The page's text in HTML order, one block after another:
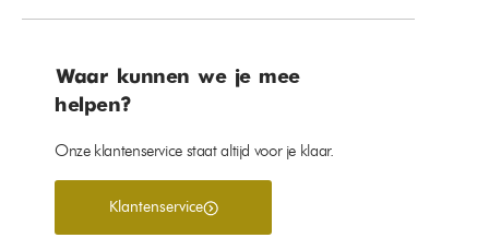
Waar kunnen we je mee
helpen?
Onze klantenservice staat altijd voor je klaar.
Klantenservice